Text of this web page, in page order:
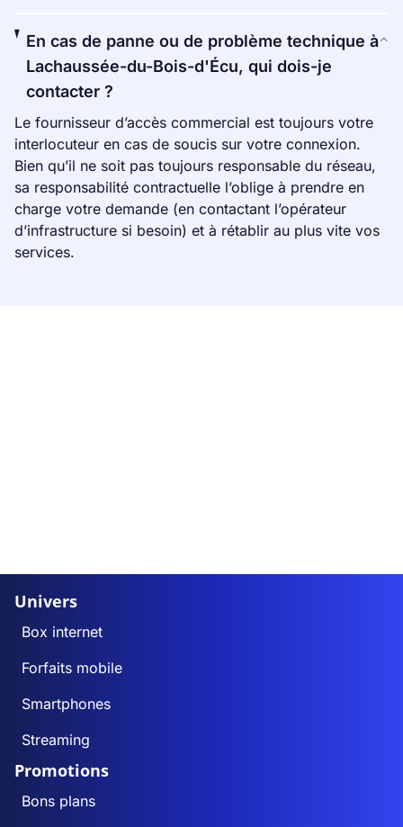
En cas de panne ou de problème technique à
Lachaussée-du-Bois-d'Écu, qui dois-je
contacter ?
Le fournisseur d’accès commercial est toujours votre
interlocuteur en cas de soucis sur votre connexion.
Bien qu’il ne soit pas toujours responsable du réseau,
sa responsabilité contractuelle l’oblige à prendre en
charge votre demande (en contactant l’opérateur
d’infrastructure si besoin) et à rétablir au plus vite vos
services.
Univers
Box internet
Forfaits mobile
Smartphones
Streaming
Promotions
Bons plans